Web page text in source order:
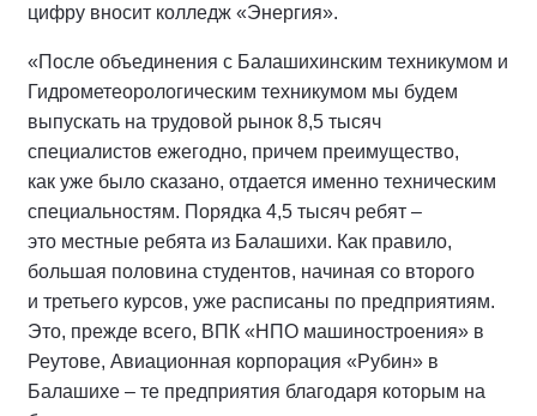
цифру вносит колледж «Энергия».
«После объединения с Балашихинским техникумом и
Гидрометеорологическим техникумом мы будем
выпускать на трудовой рынок 8,5 тысяч
специалистов ежегодно, причем преимущество,
как уже было сказано, отдается именно техническим
специальностям. Порядка 4,5 тысяч ребят –
это местные ребята из Балашихи. Как правило,
большая половина студентов, начиная со второго
и третьего курсов, уже расписаны по предприятиям.
Это, прежде всего, ВПК «НПО машиностроения» в
Реутове, Авиационная корпорация «Рубин» в
Балашихе – те предприятия благодаря которым на